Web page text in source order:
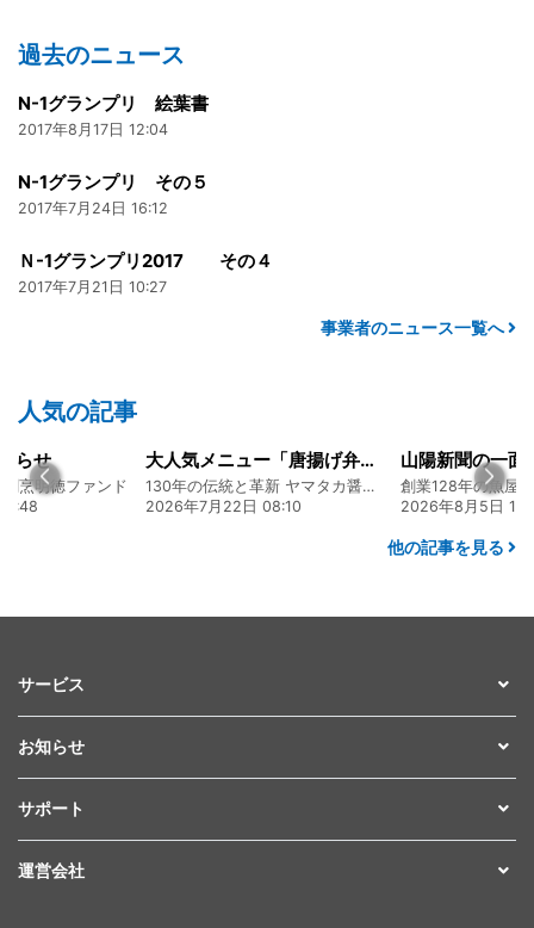
過去のニュース
N-1グランプリ 絵葉書
2017年8月17日 12:04
N-1グランプリ その５
2017年7月24日 16:12
Ｎ-1グランプリ2017 その４
2017年7月21日 10:27
事業者のニュース一覧へ
人気の記事
らせ
烹明徳ファンド
大人気メニュー「唐揚げ弁当」のレシピをご紹介します！
130年の伝統と革新 ヤマタカ醤油ファンド
2026年7月22日 08:10
2026年8月5日
他の記事を見る
サービス
お知らせ
サポート
運営会社